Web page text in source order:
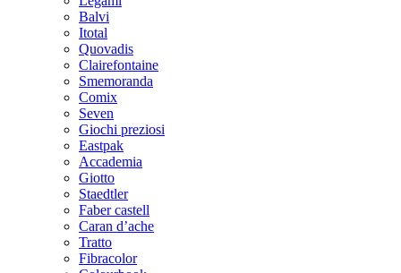
Balvi
Itotal
Quovadis
Clairefontaine
Smemoranda
Comix
Seven
Giochi preziosi
Eastpak
Accademia
Giotto
Staedtler
Faber castell
Caran d’ache
Tratto
Fibracolor